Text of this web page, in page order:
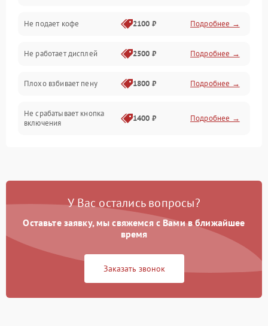
Проблемы с капучинатором и паром
Управление и электроника
Программное обеспечение
Не подает кофе 2100 ₽ Подробнее →
Не работает дисплей 2500 ₽ Подробнее →
Плохо взбивает пену 1800 ₽ Подробнее →
Не срабатывает кнопка
включения
1400 ₽ Подробнее →
Постоянные сбои в работе 1500 ₽ Подробнее →
У Вас остались вопросы?
Оставьте заявку, мы свяжемся с Вами в ближайшее
время
Заказать звонок